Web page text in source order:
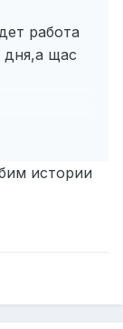
работа
дня,а щас
истории